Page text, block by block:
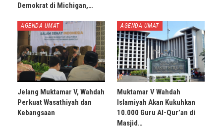
Demokrat di Michigan,…
AGENDA UMAT
Jelang Muktamar V, Wahdah
Perkuat Wasathiyah dan
Kebangsaan
AGENDA UMAT
Muktamar V Wahdah
Islamiyah Akan Kukuhkan
10.000 Guru Al-Qur’an di
Masjid…